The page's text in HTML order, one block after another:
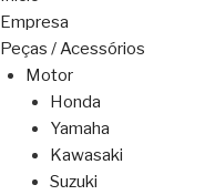
Empresa
Peças / Acessórios
Motor
Honda
Yamaha
Kawasaki
Suzuki